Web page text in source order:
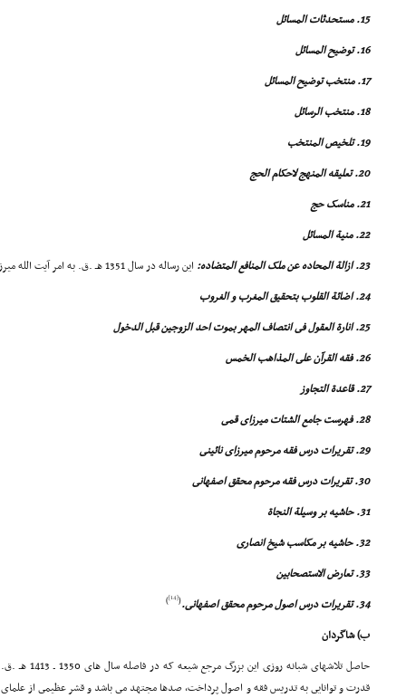
15. مستحدثات المسائل
16. توضیح المسائل
17. منتخب توضیح المسائل
18. منتخب الرسائل
19. تلخیص المنتخب
20. تعلیقه المنهج لاحکام الحج
21. مناسک حج
22. منیة المسائل
23. ازالة المحاده عن ملک المنافع المتضاده:
این رساله در سال 1351 هـ .ق. به امر آیت الله میرزا على آقا شیرازى نوشته شده است.
24. اضائة القلوب بتحقیق المغرب و الغروب
25. انارة العقول فى انتصاف المهر بموت احد الزوجین قبل الدخول
26. فقه القرآن على المذاهب الخمس
27. قاعدة التجاوز
28. فهرست جامع الشتات میرزاى قمى
29. تقریرات درس فقه مرحوم میرزاى نائینى
30. تقریرات درس فقه مرحوم محقق اصفهانى
31. حاشیه بر وسیلة النجاة
32. حاشیه بر مکاسب شیخ انصارى
33. تعارض الاستصحابین
34. تقریرات درس اصول مرحوم محقق اصفهانى.
(
[14]
)
ب) شاگردان
حاصل تلاشهاى
قدرت و توانایى به تدریس فقه و اصول پرداخت، صدها مجتهد مى باشد و قشر عظیمى از علماى